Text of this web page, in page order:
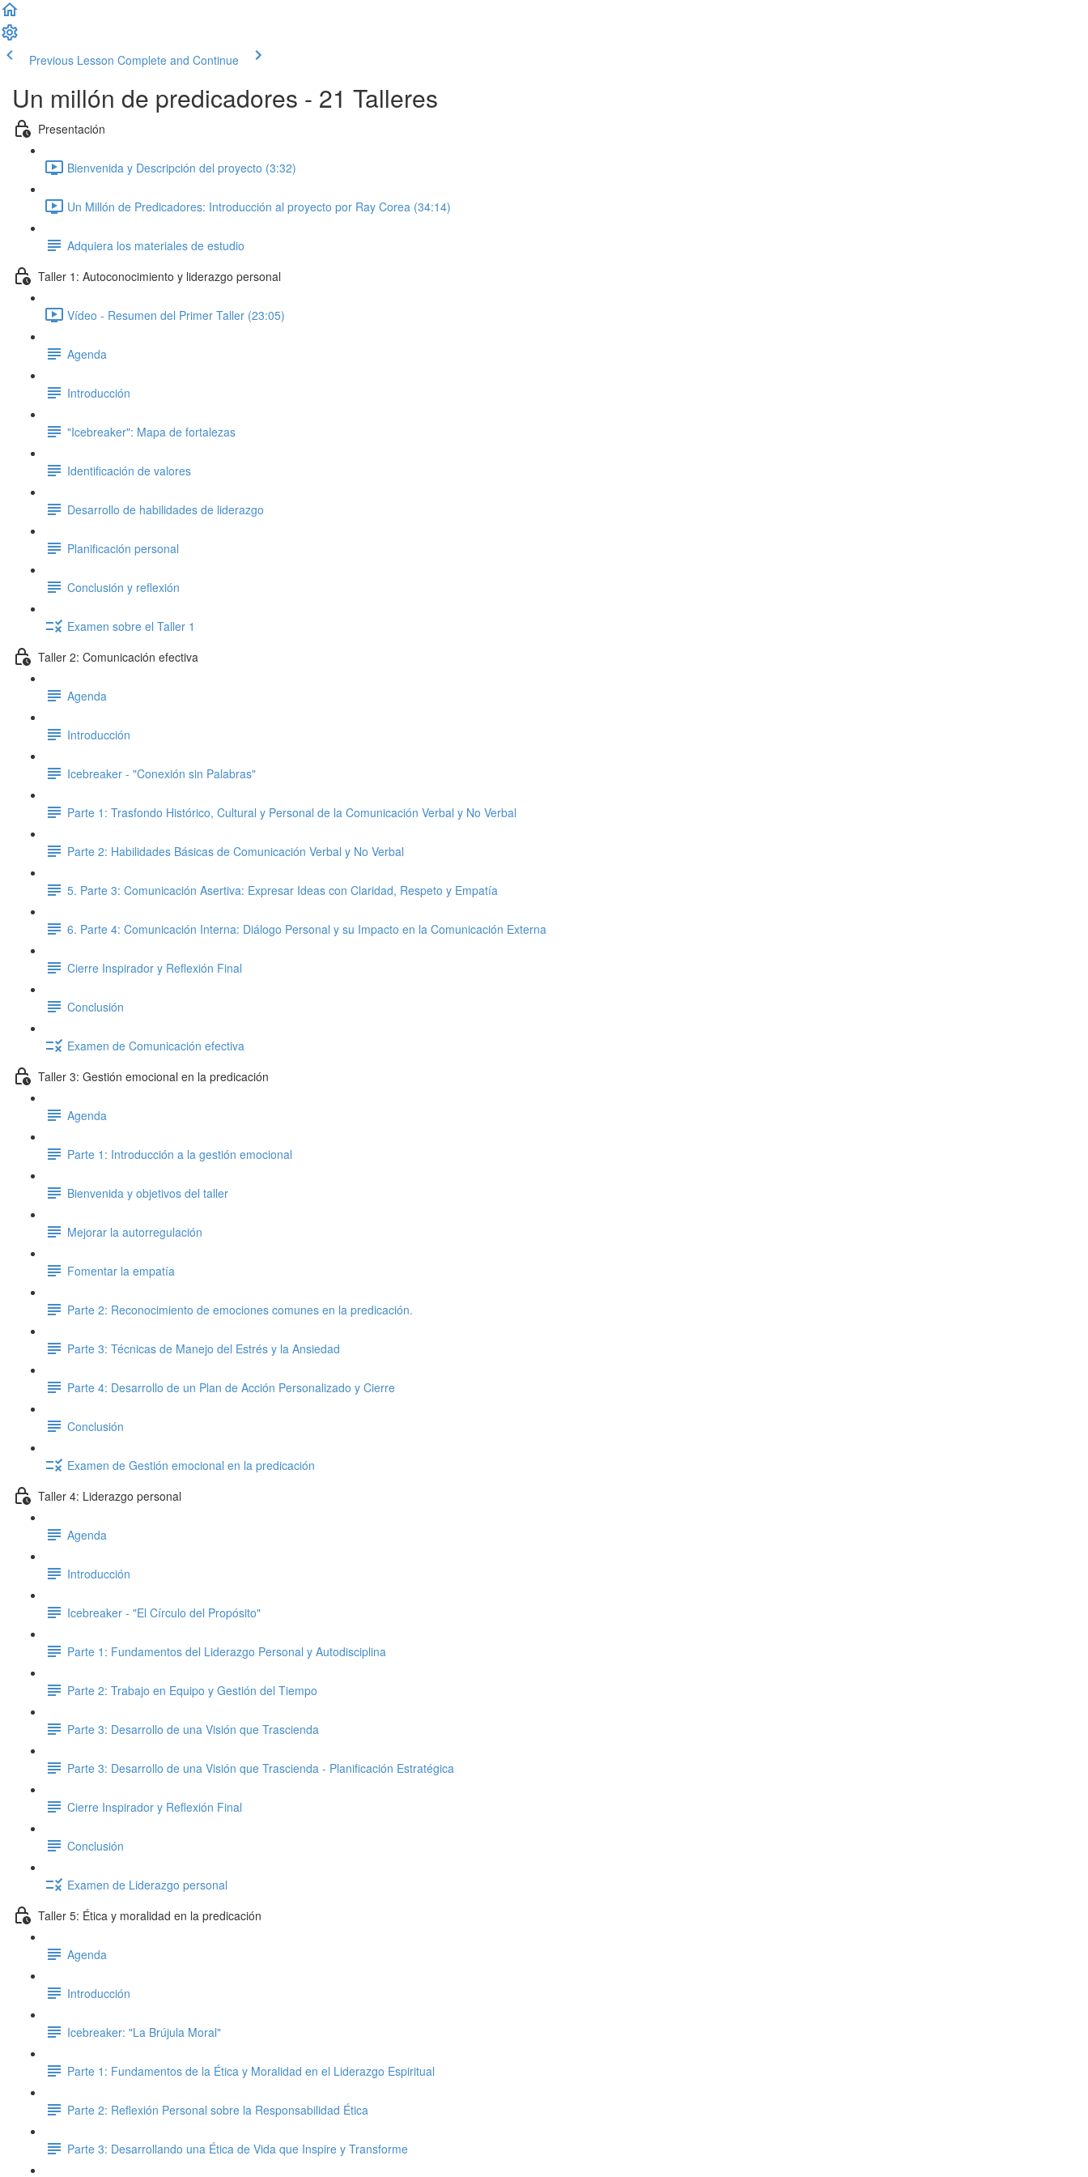
Previous Lesson Complete and Continue
Un millón de predicadores - 21 Talleres
Presentación
Bienvenida y Descripción del proyecto (3:32)
Un Millón de Predicadores: Introducción al proyecto por Ray Corea (34:14)
Adquiera los materiales de estudio
Taller 1: Autoconocimiento y liderazgo personal
Vídeo - Resumen del Primer Taller (23:05)
Agenda
Introducción
"Icebreaker": Mapa de fortalezas
Identificación de valores
Desarrollo de habilidades de liderazgo
Planificación personal
Conclusión y reflexión
Examen sobre el Taller 1
Taller 2: Comunicación efectiva
Agenda
Introducción
Icebreaker - "Conexión sin Palabras"
Parte 1: Trasfondo Histórico, Cultural y Personal de la Comunicación Verbal y No Verbal
Parte 2: Habilidades Básicas de Comunicación Verbal y No Verbal
5. Parte 3: Comunicación Asertiva: Expresar Ideas con Claridad, Respeto y Empatía
6. Parte 4: Comunicación Interna: Diálogo Personal y su Impacto en la Comunicación Externa
Cierre Inspirador y Reflexión Final
Conclusión
Examen de Comunicación efectiva
Taller 3: Gestión emocional en la predicación
Agenda
Parte 1: Introducción a la gestión emocional
Bienvenida y objetivos del taller
Mejorar la autorregulación
Fomentar la empatía
Parte 2: Reconocimiento de emociones comunes en la predicación.
Parte 3: Técnicas de Manejo del Estrés y la Ansiedad
Parte 4: Desarrollo de un Plan de Acción Personalizado y Cierre
Conclusión
Examen de Gestión emocional en la predicación
Taller 4: Liderazgo personal
Agenda
Introducción
Icebreaker - "El Círculo del Propósito"
Parte 1: Fundamentos del Liderazgo Personal y Autodisciplina
Parte 2: Trabajo en Equipo y Gestión del Tiempo
Parte 3: Desarrollo de una Visión que Trascienda
Parte 3: Desarrollo de una Visión que Trascienda - Planificación Estratégica
Cierre Inspirador y Reflexión Final
Conclusión
Examen de Liderazgo personal
Taller 5: Ética y moralidad en la predicación
Agenda
Introducción
Icebreaker: "La Brújula Moral"
Parte 1: Fundamentos de la Ética y Moralidad en el Liderazgo Espiritual
Parte 2: Reflexión Personal sobre la Responsabilidad Ética
Parte 3: Desarrollando una Ética de Vida que Inspire y Transforme